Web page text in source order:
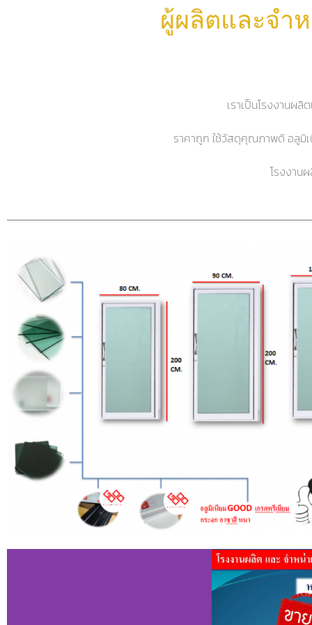
ผู้ผลิตและจำ
เราเป็นโรงงานผ
ราคาถูก ใช้วัสดุคุณภาพดี อลูมิ
โรงงาน